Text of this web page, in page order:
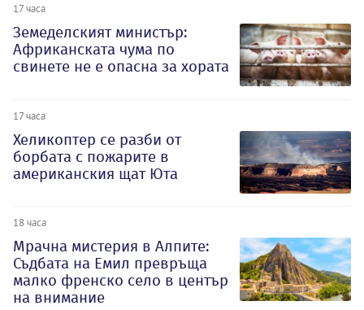
17 часа
Земеделският министър:
Африканската чума по
свинете не е опасна за хората
17 часа
Хеликоптер се разби от
борбата с пожарите в
американския щат Юта
18 часа
Мрачна мистерия в Алпите:
Съдбата на Емил превръща
малко френско село в център
на внимание